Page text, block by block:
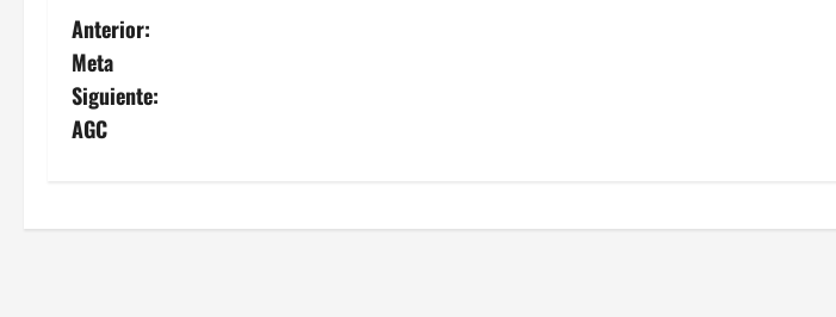
N
a
v
g
Anterior:
Meta
Siguiente:
AGC